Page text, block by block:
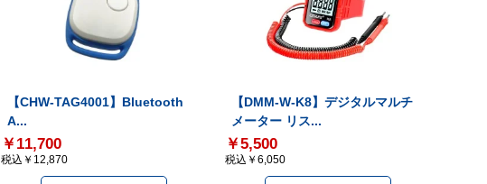
【CHW-TAG4001】Bluetooth
A...
￥11,700
税込￥12,870
【DMM-W-K8】デジタルマルチ
メーター リス...
￥5,500
税込￥6,050